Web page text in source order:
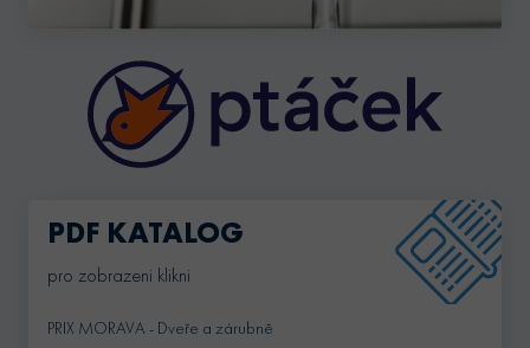
PDF KATALOG
pro zobrazeni klikni
PRIX MORAVA - Dveře a zárubně